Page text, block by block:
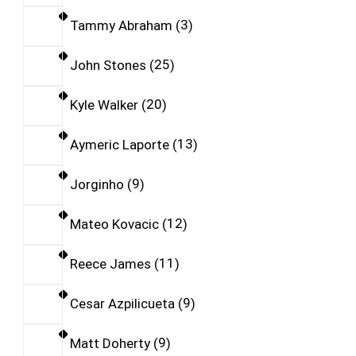
Tammy Abraham 3
John Stones 25
Kyle Walker 20
Aymeric Laporte 13
Jorginho 9
Mateo Kovacic 12
Reece James 11
Cesar Azpilicueta 9
Matt Doherty 9